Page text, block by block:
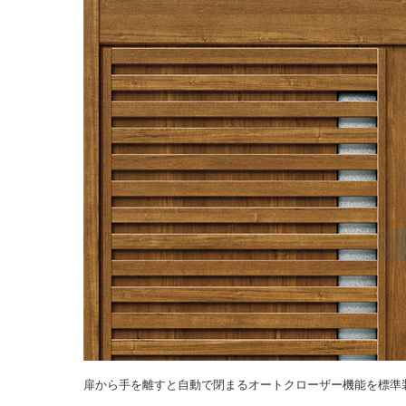
扉から手を離すと自動で閉まるオートクローザー機能を標準